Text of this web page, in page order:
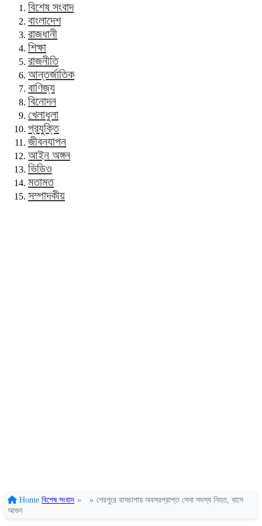
বিশেষ সংবাদ
বাংলাদেশ
রাজধানী
শিক্ষা
রাজনীতি
আন্তর্জাতিক
বাণিজ্য
বিনোদন
খেলাধুলা
প্রযুক্তি
জীবনযাপন
আইন অঙ্গন
ভিডিও
মতামত
সম্পাদকীয়
Home বিশেষ সংবাদ » » শেরপুরে বাসচাপায় অবসরপ্রাপ্ত সেনা সদস্য নিহত, বাসে
আগুন